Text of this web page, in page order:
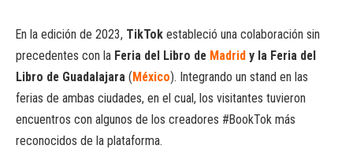
En la edición de 2023, TikTok estableció una colaboración sin
precedentes con la Feria del Libro de Madrid y la Feria del
Libro de Guadalajara (México). Integrando un stand en las
ferias de ambas ciudades, en el cual, los visitantes tuvieron
encuentros con algunos de los creadores #BookTok más
reconocidos de la plataforma.